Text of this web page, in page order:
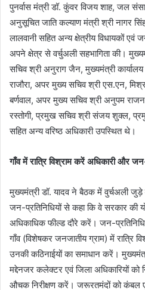
पुनर्वास मंत्री डॉ. कुंवर विजय शाह, जल
अनुसूचित जाति कल्याण मंत्री श्री नागर
लालवानी सहित अन्य क्षेत्रीय विधायकों
अपने क्षेत्र से वर्चुअली सहभागिता की।
सचिव श्री अनुराग जैन, मुख्यमंत्री
राजौरा, अपर मुख्य सचिव श्री एस.एन,
बर्णवाल, अपर मुख्य सचिव श्री अनुपम
रस्तोगी, प्रमुख सचिव श्री संजय शुक्ल,
सहित अन्य वरिष्ठ अधिकारी उपस्थित थे।
गाँव में रात्रि विश्राम करें अधिकारी और
मुख्यमंत्री डॉ. यादव ने बैठक में वुर्चअली
जन-प्रतिनिधियों से कहा कि वे सरकार
अधिकाधिक फील्ड दौरे करें। जन-
गाँव (विशेषकर जनजातीय ग्राम) में रात्रि
उनकी कठिनाईयों का समाधान करें।
मद्देनजर कलेक्टर एवं जिला अधिकारियों को
औचक निरीक्षण करें। जरूरतमंदों को कंबल